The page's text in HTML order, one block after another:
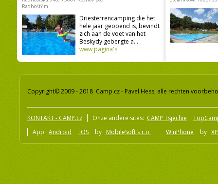
Radhoštěm
Driesterrencamping die het
hele jaar geopend is, bevindt
zich aan de voet van het
Beskydy gebergte a...
www pagina's
Copyright© 2009 - 2018 Camp.cz - Pavel Hess, alle rechten
KONTAKT - CAMP.cz Onze andere sites: CAMP Tsjechië
App: Android iOS by MobileSoft s.r.o WinPhone by